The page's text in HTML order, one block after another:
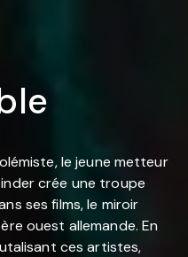
le jeune metteur
crée une troupe
ses films, le miroir
ouest allemande. En
ces artistes,